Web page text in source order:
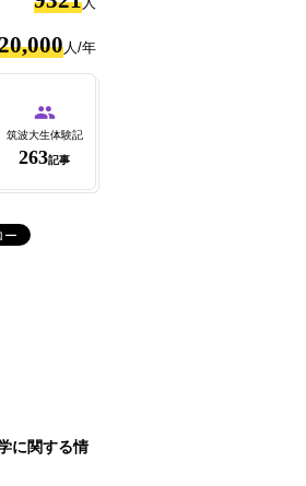
人/年
筑波大生体験記
263記事
に関する情